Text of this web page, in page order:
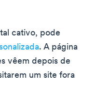
cativo, pode
. A página
vêem depois de
um site fora